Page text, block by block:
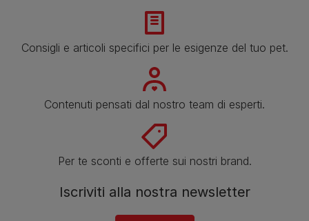
Consigli e articoli specifici per le esigenze del tuo pet.
Contenuti pensati dal nostro team di esperti.
Per te sconti e offerte sui nostri brand.
Iscriviti alla nostra newsletter